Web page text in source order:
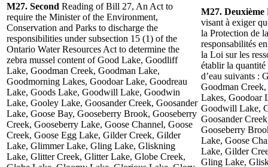
M27. Second Reading of Bill 27, An Act to
require the Minister of the Environment,
Conservation and Parks to discharge the
responsibilities under subsection 15 (1) of the
Ontario Water Resources Act to determine the
zebra mussel content of Good Lake, Goodliff
Lake, Goodman Creek, Goodman Lake,
Goodmorning Lakes, Goodoar Lake, Goodreau
Lake, Goods Lake, Goodwill Lake, Goodwin
Lake, Gooley Lake, Goosander Creek, Goosander
Lake, Goose Bay, Gooseberry Brook, Gooseberry
Creek, Gooseberry Lake, Goose Channel, Goose
Creek, Goose Egg Lake, Gilder Creek, Gilder
Lake, Glimmer Lake, Gling Lake, Gliskning
Lake, Glitter Creek, Glitter Lake, Globe Creek,
M27. Deuxième
visant à exiger
la Protection de
responsabilités
la Loi sur les
établir la quantité
d’eau suivants :
Goodman
Lakes, Goodoar
Goodwill Lake,
Goosander
Gooseberry
Lake, Goose
Lake, Gilder
Gling Lake,